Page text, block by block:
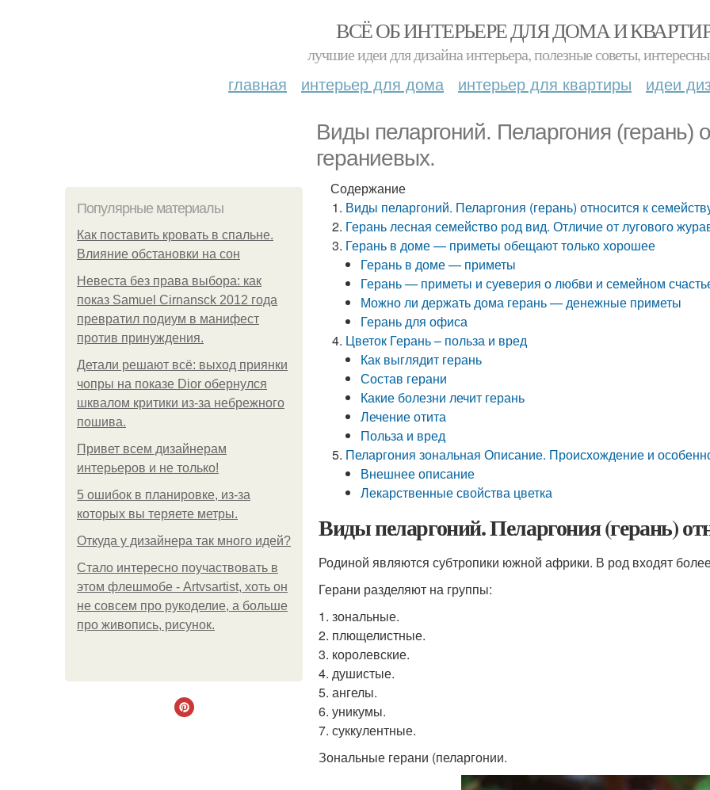
ВСЁ ОБ ИНТЕРЬЕРЕ ДЛЯ ДОМА И
лучшие идеи для дизайна интерьера, полезные советы,
главная интерьер для дома интерьер для квартиры идеи
Виды пеларгоний. Пеларгония (герань)
гераниевых.
Популярные материалы
Как поставить кровать в спальне.
Влияние обстановки на сон
Невеста без права выбора: как
показ Samuel Cirnansck 2012 года
превратил подиум в манифест
против принуждения.
Детали решают всё: выход приянки
чопры на показе Dior обернулся
шквалом критики из-за небрежного
пошива.
Привет всем дизайнерам
интерьеров и не только!
5 ошибок в планировке, из-за
которых вы теряете метры.
Откуда у дизайнера так много идей?
Стало интересно поучаствовать в
этом флешмобе - Artvsartist, хоть он
не совсем про рукоделие, а больше
про живопись, рисунок.
Содержание
Виды пеларгоний. Пеларгония (герань) относится к
Герань лесная семейство род вид. Отличие от лугового
Герань в доме — приметы обещают только хорошее
Герань в доме — приметы
Герань — приметы и суеверия о любви и семейном
Можно ли держать дома герань — денежные приметы
Герань для офиса
Цветок Герань – польза и вред
Как выглядит герань
Состав герани
Какие болезни лечит герань
Лечение отита
Польза и вред
Пеларгония зональная Описание. Происхождение и
Внешнее описание
Лекарственные свойства цветка
Виды пеларгоний. Пеларгония (герань)
Родиной являются субтропики южной африки. В род входят
Герани разделяют на группы:
1. зональные.
2. плющелистные.
3. королевские.
4. душистые.
5. ангелы.
6. уникумы.
7. суккулентные.
Зональные герани (пеларгонии.